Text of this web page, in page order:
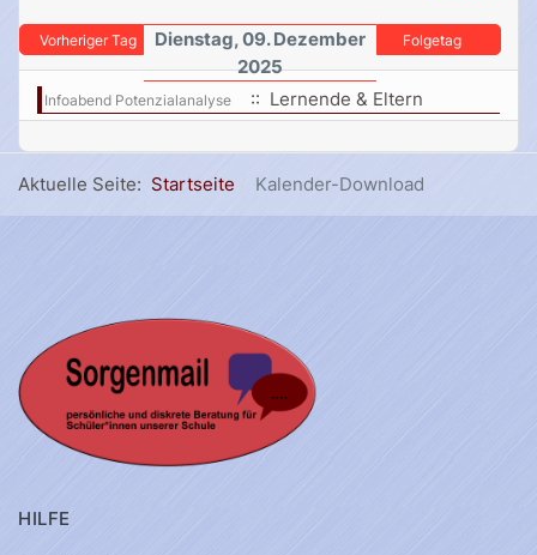
Vorheriger Tag
Dienstag, 09. Dezember
2025
Folgetag
Infoabend Potenzialanalyse :: Lernende & Eltern
Aktuelle Seite: Startseite Kalender-Download
HILFE